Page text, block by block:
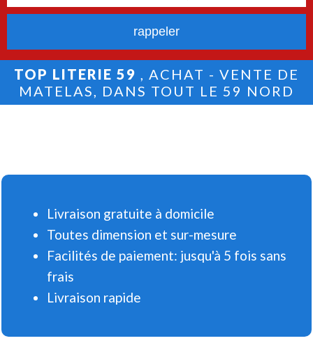
TOP LITERIE 59 , ACHAT - VENTE DE
MATELAS, DANS TOUT LE 59 NORD
Livraison gratuite à domicile
Toutes dimension et sur-mesure
Facilités de paiement: jusqu'à 5 fois sans
frais
Livraison rapide